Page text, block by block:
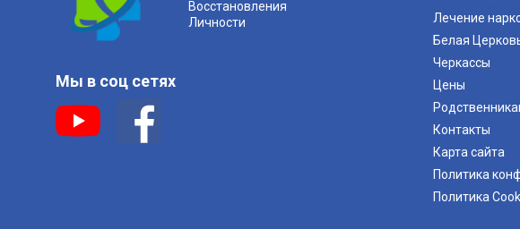
Восстановления
Личности
Мы в соц сетях
Лечение
Белая
Черкассы
Цены
Контакты
Карта сайта
Политика
Политика